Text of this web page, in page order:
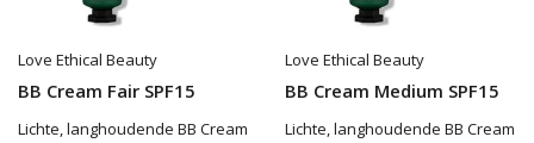
Love Ethical Beauty
BB Cream Fair SPF15
Lichte, langhoudende BB Cream
Love Ethical Beauty
BB Cream Medium SPF15
Lichte, langhoudende BB Cream